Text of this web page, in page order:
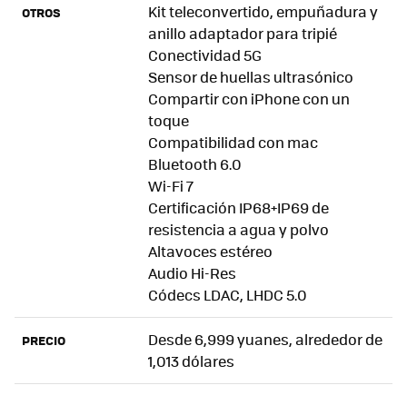
OTROS
Kit teleconvertido, empuñadura y
anillo adaptador para tripié
Conectividad 5G
Sensor de huellas ultrasónico
Compartir con iPhone con un
toque
Compatibilidad con mac
Bluetooth 6.0
Wi-Fi 7
Certificación IP68+IP69 de
resistencia a agua y polvo
Altavoces estéreo
Audio Hi-Res
Códecs LDAC, LHDC 5.0
PRECIO
Desde 6,999 yuanes, alrededor de
1,013 dólares